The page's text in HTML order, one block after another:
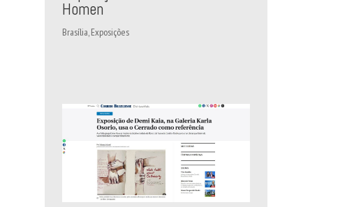
Homen
Brasília,Exposições